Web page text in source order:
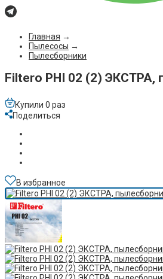
Главная →
Пылесосы →
Пылесборники
Filtero PHI 02 (2) ЭКСТРА,
Купили 0 раз
Поделиться
В избранное